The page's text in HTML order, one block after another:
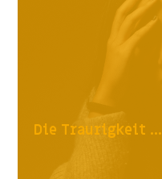
Die Traurigkeit ...